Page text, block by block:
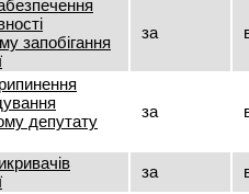
запобігання
за
депутату
за
за